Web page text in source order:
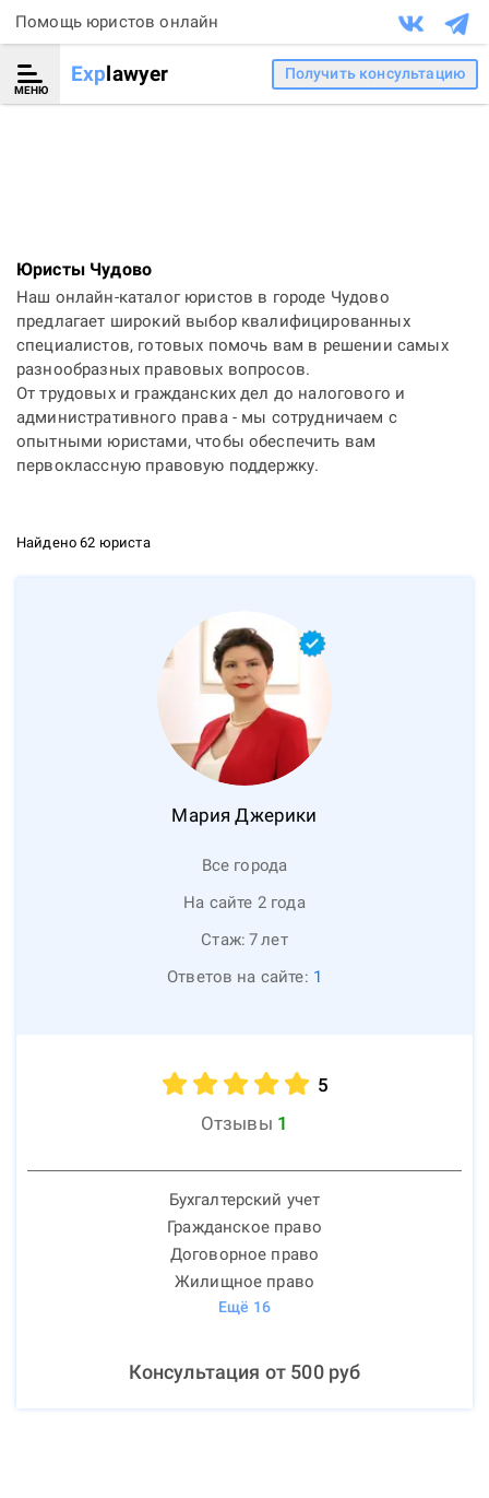
Помощь юристов онлайн
МЕНЮ
Explawyer Получить консультацию
Юристы Чудово
Наш онлайн-каталог юристов в городе Чудово
предлагает широкий выбор квалифицированных
специалистов, готовых помочь вам в решении самых
разнообразных правовых вопросов.
От трудовых и гражданских дел до налогового и
административного права - мы сотрудничаем с
опытными юристами, чтобы обеспечить вам
первоклассную правовую поддержку.
Найдено 62 юриста
Мария Джерики
Все города
На сайте 2 года
Стаж: 7лет
Ответов на сайте: 1
5
Отзывы 1
Бухгалтерский учет
Гражданское право
Договорное право
Жилищное право
Ещё 16
Консультация от 500руб